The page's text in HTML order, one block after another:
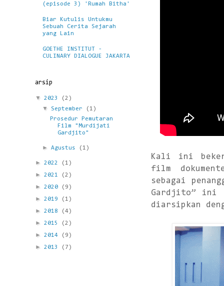
Kali ini
film
sebagai
Gardjito” ini
diarsipkan
(episode 3) 'Rumah Bitha'
Biar Kutulis Untukmu
Sebuah Cerita Sejarah
yang Lain
GOETHE INSTITUT -
CULINARY DIALOGUE JAKARTA
arsip
▼ 2023 (2)
▼ September
(1)
Prosedur Pemutaran
Film "Murdijati
Gardjito"
►Agustus (1)
► 2022 (1)
► 2021 (2)
► 2020 (9)
► 2019 (1)
► 2018 (4)
► 2015 (2)
► 2014 (9)
► 2013 (7)